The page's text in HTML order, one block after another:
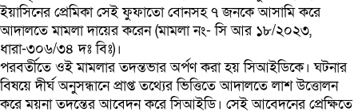
ইয়াসিনের প্রেমিকা সেই ফুফাতো বোনসহ ৭ জনকে আসামি করে
আদালতে মামলা দায়ের করেন (মামলা নং- সি আর ১৮/২০২৩,
ধারা-৩০৬/৩৪ দঃ বিঃ)।
পরবর্তীতে ওই মামলার তদন্তভার অর্পণ করা হয় সিআইডিকে। ঘটনার
বিষয়ে দীর্ঘ অনুসন্ধানে প্রাপ্ত তথ্যের ভিত্তিতে আদালতে লাশ উত্তোলন
করে ময়না তদন্তের আবেদন করে সিআইডি। সেই আবেদনের প্রেক্ষিতে